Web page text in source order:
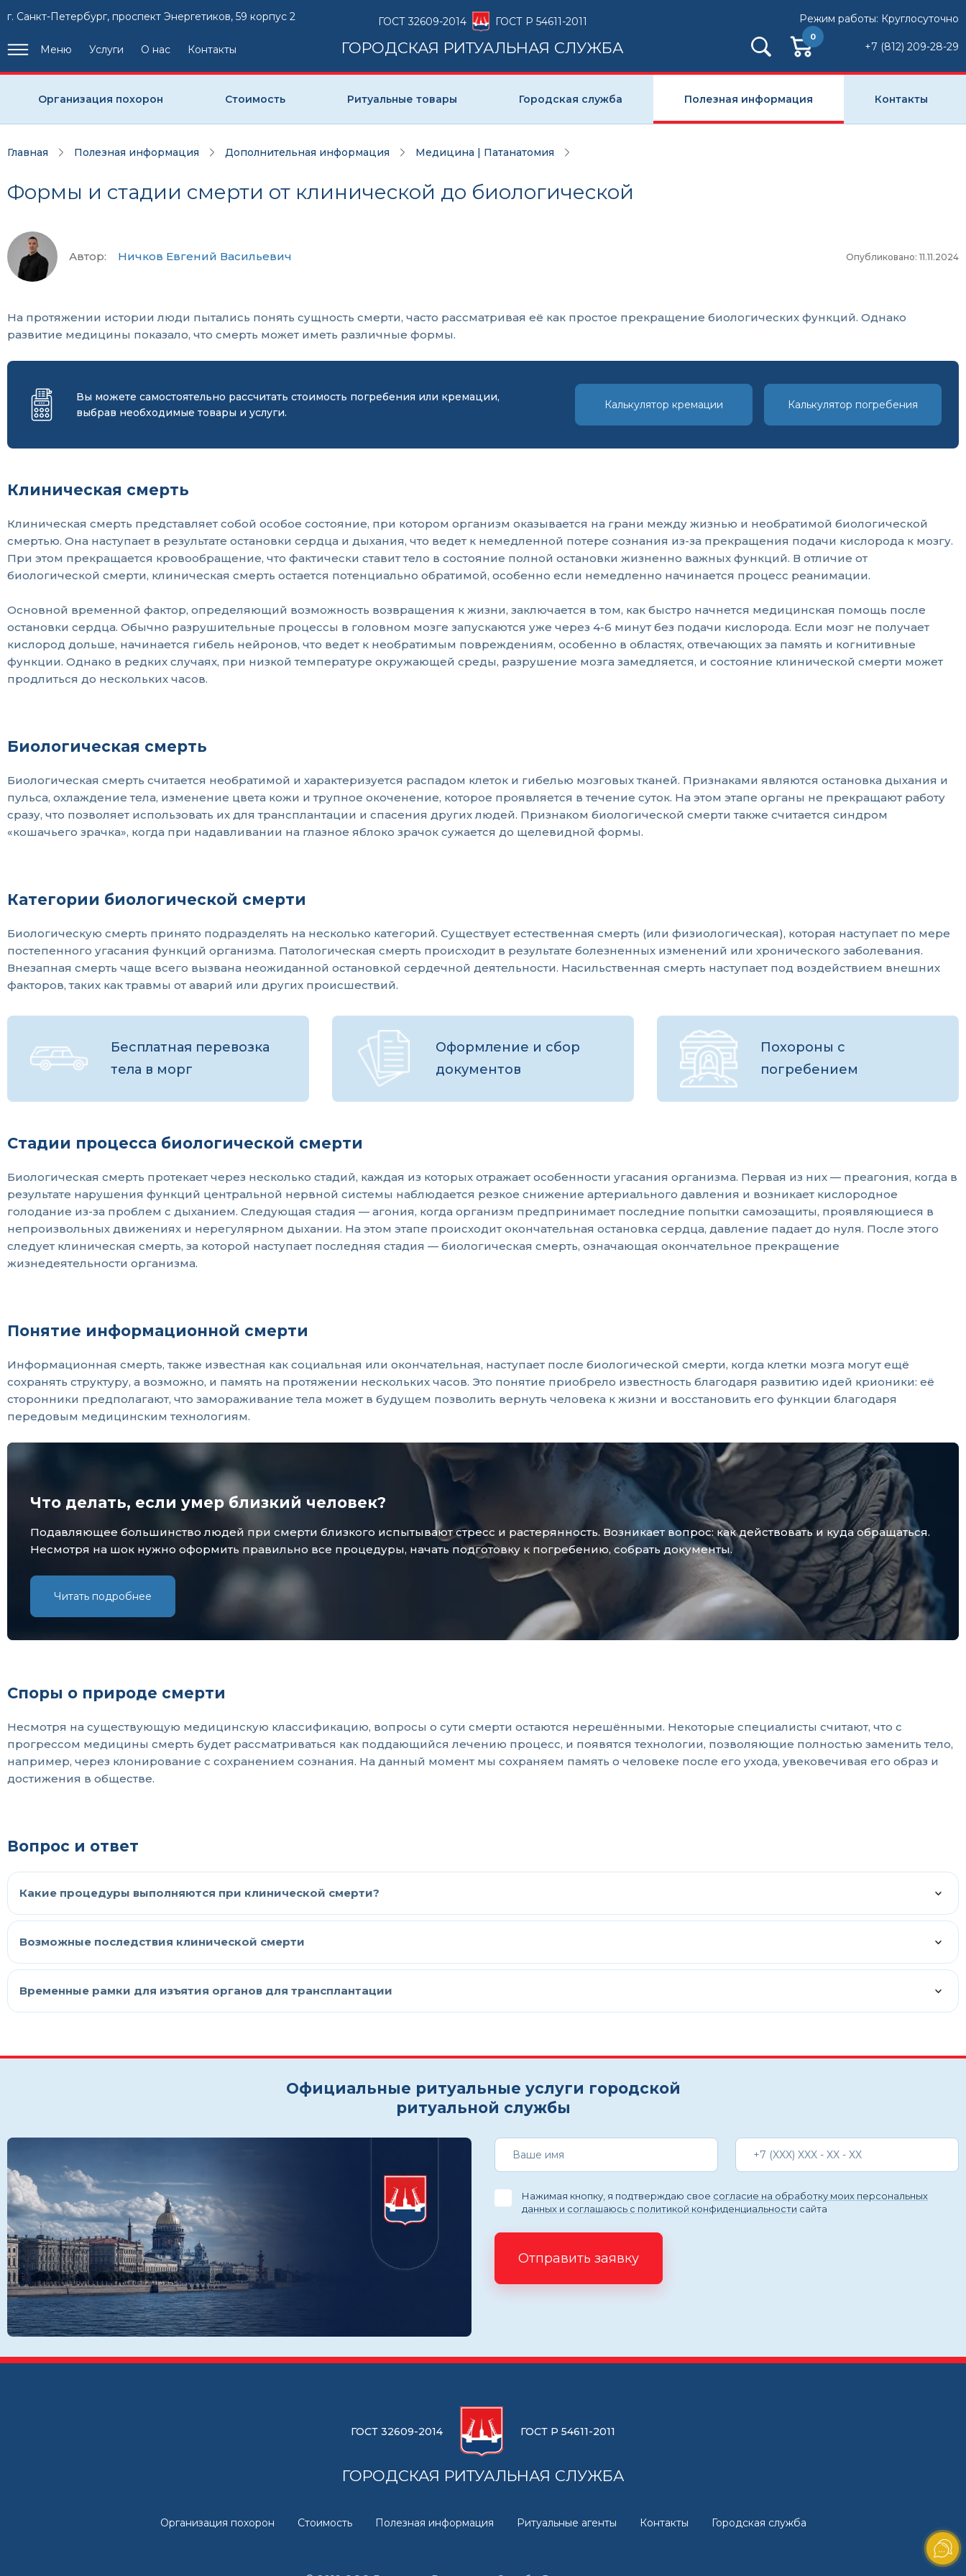
г. Санкт-Петербург, проспект Энергетиков, 59 корпус 2
Меню Услуги О нас Контакты
ГОСТ 32609-2014 ГОСТ Р 54611-2011
ГОРОДСКАЯ РИТУАЛЬНАЯ СЛУЖБА
Режим работы: Круглосуточно
0
+7 (812) 209-28-29
Организация похорон Стоимость Ритуальные товары Городская служба Полезная информация Контакты
Главная Полезная информация Дополнительная информация Медицина | Патанатомия
Формы и стадии смерти от клинической до биологической
Автор: Ничков Евгений Васильевич Опубликовано: 11.11.2024
На протяжении истории люди пытались понять сущность смерти, часто рассматривая её как простое прекращение биологических функций. Однако
развитие медицины показало, что смерть может иметь различные формы.
Вы можете самостоятельно рассчитать стоимость погребения или кремации,
выбрав необходимые товары и услуги.
Калькулятор кремации Калькулятор погребения
Клиническая смерть
Клиническая смерть представляет собой особое состояние, при котором организм оказывается на грани между жизнью и необратимой биологической
смертью. Она наступает в результате остановки сердца и дыхания, что ведет к немедленной потере сознания из-за прекращения подачи кислорода к мозгу.
При этом прекращается кровообращение, что фактически ставит тело в состояние полной остановки жизненно важных функций. В отличие от
биологической смерти, клиническая смерть остается потенциально обратимой, особенно если немедленно начинается процесс реанимации.
Основной временной фактор, определяющий возможность возвращения к жизни, заключается в том, как быстро начнется медицинская помощь после
остановки сердца. Обычно разрушительные процессы в головном мозге запускаются уже через 4-6 минут без подачи кислорода. Если мозг не получает
кислород дольше, начинается гибель нейронов, что ведет к необратимым повреждениям, особенно в областях, отвечающих за память и когнитивные
функции. Однако в редких случаях, при низкой температуре окружающей среды, разрушение мозга замедляется, и состояние клинической смерти может
продлиться до нескольких часов.
Биологическая смерть
Биологическая смерть считается необратимой и характеризуется распадом клеток и гибелью мозговых тканей. Признаками являются остановка дыхания и
пульса, охлаждение тела, изменение цвета кожи и трупное окоченение, которое проявляется в течение суток. На этом этапе органы не прекращают работу
сразу, что позволяет использовать их для трансплантации и спасения других людей. Признаком биологической смерти также считается синдром
«кошачьего зрачка», когда при надавливании на глазное яблоко зрачок сужается до щелевидной формы.
Категории биологической смерти
Биологическую смерть принято подразделять на несколько категорий. Существует естественная смерть (или физиологическая), которая наступает по мере
постепенного угасания функций организма. Патологическая смерть происходит в результате болезненных изменений или хронического заболевания.
Внезапная смерть чаще всего вызвана неожиданной остановкой сердечной деятельности. Насильственная смерть наступает под воздействием внешних
факторов, таких как травмы от аварий или других происшествий.
Бесплатная перевозка
тела в морг
Оформление и сбор
документов
Похороны с
погребением
Стадии процесса биологической смерти
Биологическая смерть протекает через несколько стадий, каждая из которых отражает особенности угасания организма. Первая из них — преагония, когда в
результате нарушения функций центральной нервной системы наблюдается резкое снижение артериального давления и возникает кислородное
голодание из-за проблем с дыханием. Следующая стадия — агония, когда организм предпринимает последние попытки самозащиты, проявляющиеся в
непроизвольных движениях и нерегулярном дыхании. На этом этапе происходит окончательная остановка сердца, давление падает до нуля. После этого
следует клиническая смерть, за которой наступает последняя стадия — биологическая смерть, означающая окончательное прекращение
жизнедеятельности организма.
Понятие информационной смерти
Информационная смерть, также известная как социальная или окончательная, наступает после биологической смерти, когда клетки мозга могут ещё
сохранять структуру, а возможно, и память на протяжении нескольких часов. Это понятие приобрело известность благодаря развитию идей крионики: её
сторонники предполагают, что замораживание тела может в будущем позволить вернуть человека к жизни и восстановить его функции благодаря
передовым медицинским технологиям.
Что делать, если умер близкий человек?
Подавляющее большинство людей при смерти близкого испытывают стресс и растерянность. Возникает вопрос: как действовать и куда обращаться.
Несмотря на шок нужно оформить правильно все процедуры, начать подготовку к погребению, собрать документы.
Читать подробнее
Споры о природе смерти
Несмотря на существующую медицинскую классификацию, вопросы о сути смерти остаются нерешёнными. Некоторые специалисты считают, что с
прогрессом медицины смерть будет рассматриваться как поддающийся лечению процесс, и появятся технологии, позволяющие полностью заменить тело,
например, через клонирование с сохранением сознания. На данный момент мы сохраняем память о человеке после его ухода, увековечивая его образ и
достижения в обществе.
Вопрос и ответ
Какие процедуры выполняются при клинической смерти?
Возможные последствия клинической смерти
Временные рамки для изъятия органов для трансплантации
Официальные ритуальные услуги городской
ритуальной службы
Нажимая кнопку, я подтверждаю свое согласие на обработку моих персональных
данных и соглашаюсь с политикой конфиденциальности сайта
Отправить заявку
ГОСТ 32609-2014 ГОСТ Р 54611-2011
ГОРОДСКАЯ РИТУАЛЬНАЯ СЛУЖБА
Организация похорон Стоимость Полезная информация Ритуальные агенты Контакты Городская служба